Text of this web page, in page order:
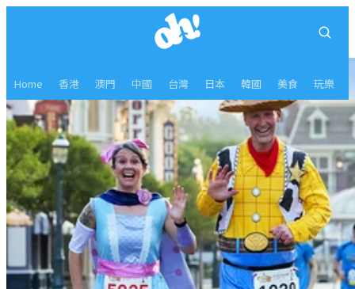
Home 香港 澳門 中國 台灣 日本 韓國 美食 玩樂